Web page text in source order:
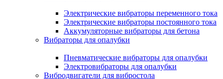
Электрические вибраторы переменного тока
Электрические вибраторы постоянного тока
Аккумуляторные вибраторы для бетона
Вибраторы для опалубки
Пневматические вибраторы для опалубки
Электровибраторы для опалубки
Вибродвигатели для вибростола